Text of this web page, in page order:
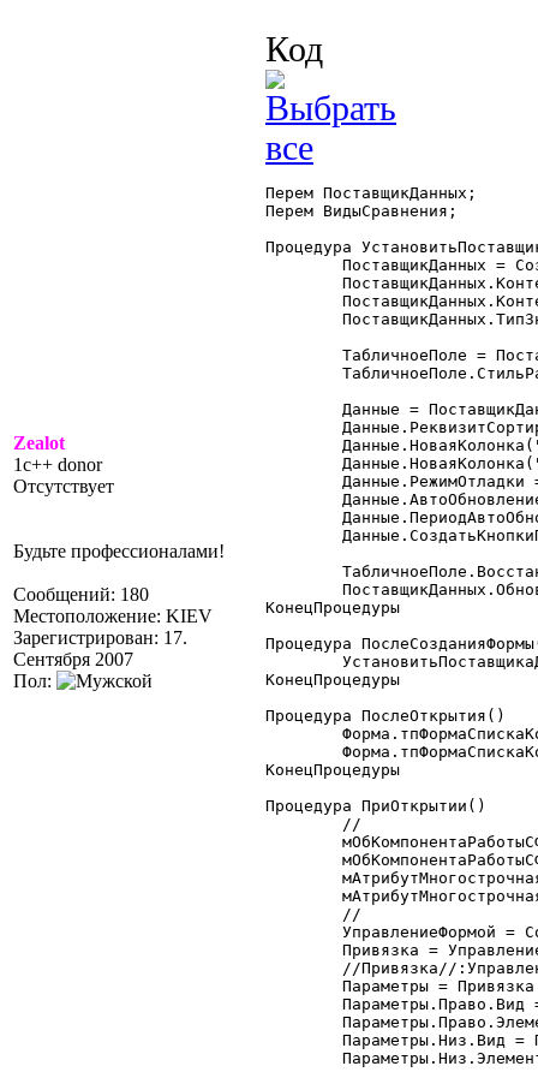
Zealot
1c++ donor
Отсутствует
Будьте профессионалами!
Сообщений: 180
Местоположение: KIEV
Зарегистрирован: 17.
Сентября 2007
Пол:
Код
Перем ПоставщикДанных;
Перем ВидыСравнения;
Процедура
КонецПроцедуры
Процедура
КонецПроцедуры
Процедура ПослеОткрытия()
КонецПроцедуры
Процедура ПриОткрытии()